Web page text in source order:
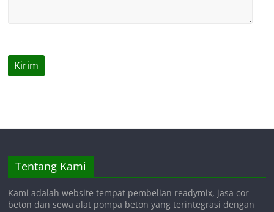
Tentang Kami
Kami adalah website tempat pembelian readymix, jasa cor
beton dan sewa alat pompa beton yang terintegrasi dengan